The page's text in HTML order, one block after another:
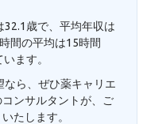
歳で、平均年収は
間の平均は15時間
ます。
なら、ぜひ薬キャリエ
ンサルタントが、ご
たします。